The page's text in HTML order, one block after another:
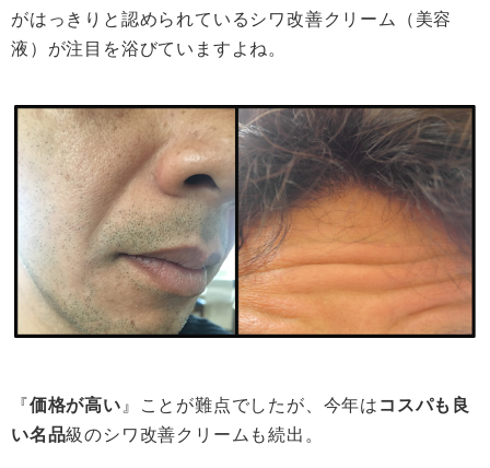
がはっきりと認められているシワ改善クリーム（美容
液）が注目を浴びていますよね。
『価格が高い 』ことが難点でしたが、今年は コスパも良
い名品級のシワ改善クリームも続出。